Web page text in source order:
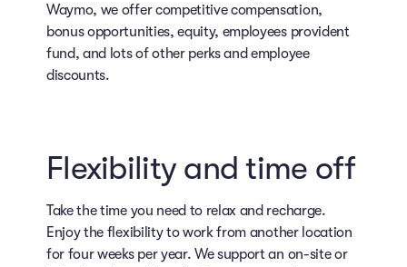
Waymo, we offer competitive compensation,
bonus opportunities, equity, employees provident
fund, and lots of other perks and employee
discounts.
Flexibility and time off
Take the time you need to relax and recharge.
Enjoy the flexibility to work from another location
for four weeks per year. We support an on-site or